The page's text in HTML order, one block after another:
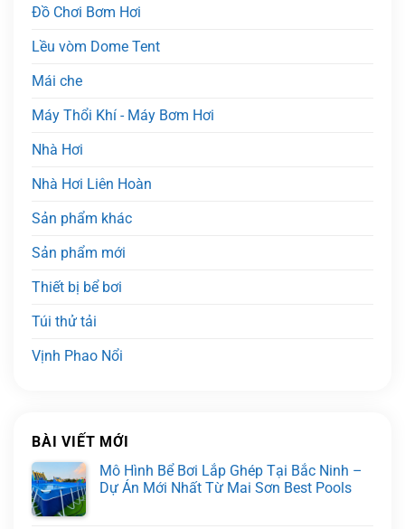
Đồ Chơi Bơm Hơi
Lều vòm Dome Tent
Mái che
Máy Thổi Khí - Máy Bơm Hơi
Nhà Hơi
Nhà Hơi Liên Hoàn
Sản phẩm khác
Sản phẩm mới
Thiết bị bể bơi
Túi thử tải
Vịnh Phao Nổi
BÀI VIẾT MỚI
Mô Hình Bể Bơi Lắp Ghép Tại Bắc Ninh –
Dự Án Mới Nhất Từ Mai Sơn Best Pools